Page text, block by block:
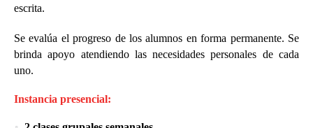
escrita.
Se evalúa el progreso de los alumnos en forma permanente. Se
brinda apoyo atendiendo las necesidades personales de cada
uno.
Instancia presencial: